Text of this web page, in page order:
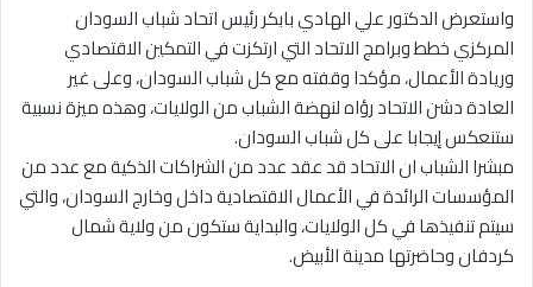
واستعرض الدكتور علي الهادي بابكر رئيس اتحاد شباب السودان
المركزي خطط وبرامج الاتحاد التي ارتكزت في التمكين الاقتصادي
وريادة الأعمال، مؤكدا وقفته مع كل شباب السودان، وعلى غير
العادة دشن الاتحاد رؤاه لنهضة الشباب من الولايات، وهذه ميزة نسبية
ستنعكس إيجابا على كل شباب السودان.
مبشرا الشباب ان الاتحاد قد عقد عدد من الشراكات الذكية مع عدد من
المؤسسات الرائدة في الأعمال الاقتصادية داخل وخارج السودان، والتي
سيتم تنفيذها في كل الولايات، والبداية ستكون من ولاية شمال
كردفان وحاضرتها مدينة الأبيض.